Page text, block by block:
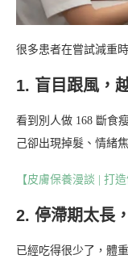
很多患者在嘗試減重
1. 盲目跟風，
看到別人做 168 斷食
己卻出現掉髮、情緒
【皮膚保養漫談 | 打
2. 停滯期太長
已經吃得很少了，體